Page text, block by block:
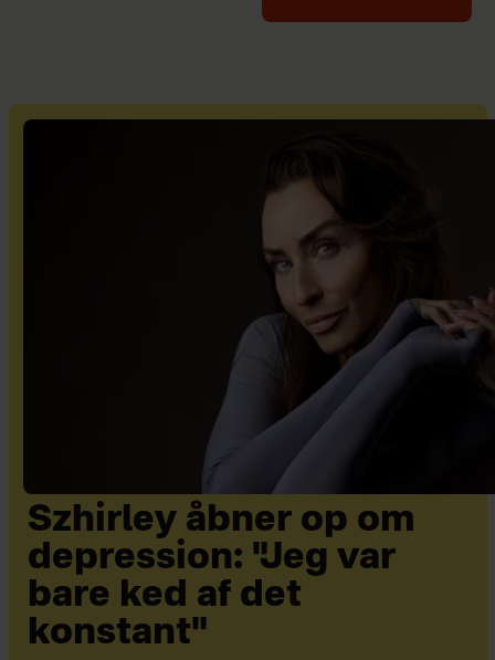
Szhirley åbner op om
depression: "Jeg var
bare ked af det
konstant"